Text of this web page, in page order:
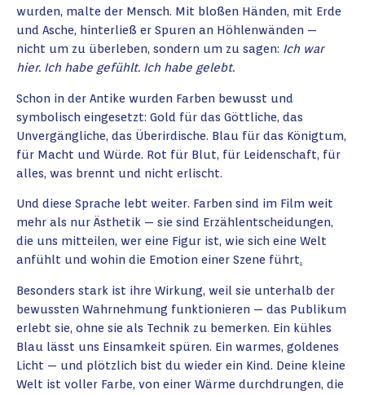
wurden, malte der Mensch. Mit bloßen Händen, mit Erde
und Asche, hinterließ er Spuren an Höhlenwänden —
nicht um zu überleben, sondern um zu sagen: Ich war
hier. Ich habe gefühlt. Ich habe gelebt.
Schon in der Antike wurden Farben bewusst und
symbolisch eingesetzt: Gold für das Göttliche, das
Unvergängliche, das Überirdische. Blau für das Königtum,
für Macht und Würde. Rot für Blut, für Leidenschaft, für
alles, was brennt und nicht erlischt.
Und diese Sprache lebt weiter. Farben sind im Film weit
mehr als nur Ästhetik — sie sind Erzählentscheidungen,
die uns mitteilen, wer eine Figur ist, wie sich eine Welt
anfühlt und wohin die Emotion einer Szene führt.
Besonders stark ist ihre Wirkung, weil sie unterhalb der
bewussten Wahrnehmung funktionieren — das Publikum
erlebt sie, ohne sie als Technik zu bemerken. Ein kühles
Blau lässt uns Einsamkeit spüren. Ein warmes, goldenes
Licht — und plötzlich bist du wieder ein Kind. Deine kleine
Welt ist voller Farbe, von einer Wärme durchdrungen, die